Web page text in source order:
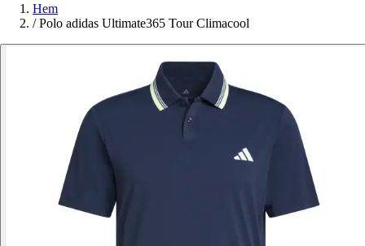
Hem
/ Polo adidas Ultimate365 Tour Climacool